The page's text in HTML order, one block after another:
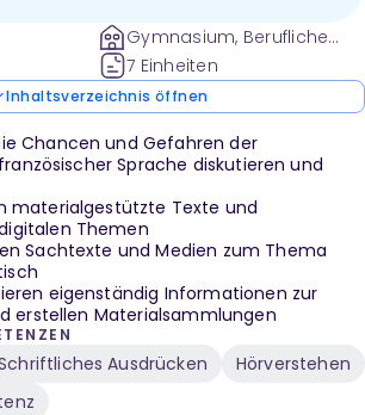
Gymnasium, Berufliche
Schule
7 Einheiten
Inhaltsverzeichnis öffnen
Chancen und Gefahren der
Sprache diskutieren und
materialgestützte Texte und
Themen
Sachtexte und Medien zum Thema
eigenständig Informationen zur
erstellen Materialsammlungen
Ausdrücken
Hörverstehen